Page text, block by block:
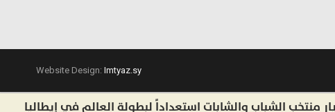
Website Design: Imtyaz.sy
الشباب والشابات استعداداً لبطولة العالم في إيطاليا